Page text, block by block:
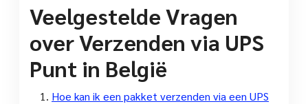
Veelgestelde Vragen
over Verzenden via UPS
Punt in België
Hoe kan ik een pakket verzenden via een UPS